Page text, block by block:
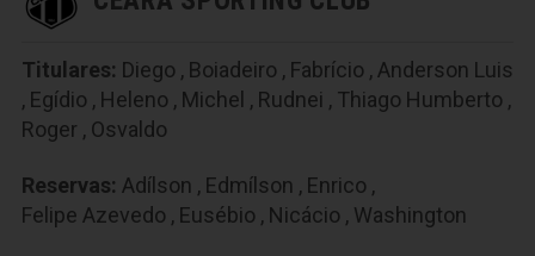
Titulares: Diego , Boiadeiro , Fabrício , Anderson Luis
, Egídio , Heleno , Michel , Rudnei , Thiago Humberto ,
Roger , Osvaldo
Reservas: Adílson , Edmílson , Enrico ,
Felipe Azevedo , Eusébio , Nicácio , Washington